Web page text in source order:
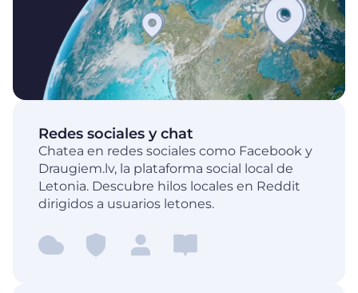
Redes sociales y chat
Chatea en redes sociales como Facebook y
Draugiem.lv, la plataforma social local de
Letonia. Descubre hilos locales en Reddit
dirigidos a usuarios letones.